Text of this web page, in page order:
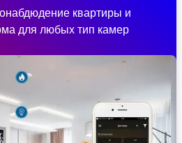
квартиры и
для любых тип камер